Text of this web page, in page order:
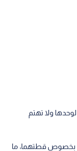
ولا تهتم
بخصوص قطتهما، ما